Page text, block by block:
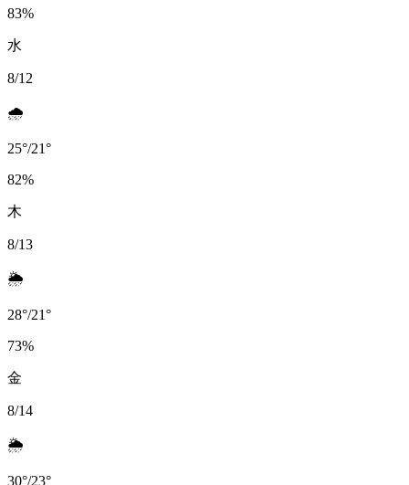
83%
水
8/12
🌧️
25°/21°
82%
木
8/13
🌦️
28°/21°
73%
金
8/14
🌦️
30°/23°